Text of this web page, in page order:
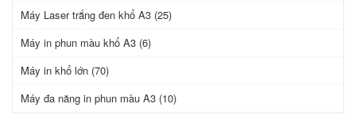
Máy Laser trắng đen khổ A3 (25)
Máy in phun màu khổ A3 (6)
Máy in khổ lớn (70)
Máy đa năng in phun màu A3 (10)